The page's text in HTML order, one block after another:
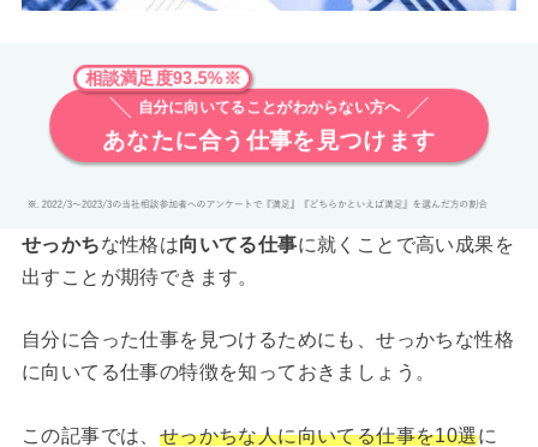
相談満足度93.5%※
自分に向いてることがわからない方へ
あなたに合う仕事を見つけます
せっかちな性格は向いてる仕事に就くことで高い成果を
出すことが期待できます。
自分に合った仕事を見つけるためにも、せっかちな性格
に向いてる仕事の特徴を知っておきましょう。
この記事では、 せっかちな人に向いてる仕事を10選に